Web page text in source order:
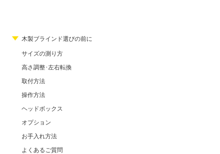
木製ブラインド選びの前に
サイズの測り方
高さ調整･左右転換
取付方法
操作方法
ヘッドボックス
オプション
お手入れ方法
よくあるご質問